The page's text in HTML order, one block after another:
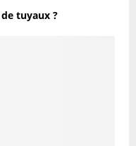
tuyaux ?